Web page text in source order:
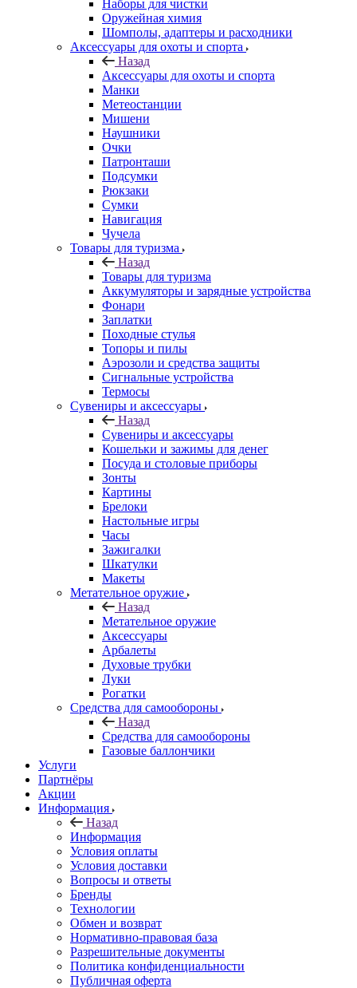
Наборы для чистки
Оружейная химия
Шомполы, адаптеры и расходники
Аксессуары для охоты и спорта
Назад
Аксессуары для охоты и спорта
Манки
Метеостанции
Мишени
Наушники
Очки
Патронташи
Подсумки
Рюкзаки
Сумки
Навигация
Чучела
Товары для туризма
Назад
Товары для туризма
Аккумуляторы и зарядные устройства
Фонари
Заплатки
Походные стулья
Топоры и пилы
Аэрозоли и средства защиты
Сигнальные устройства
Термосы
Сувениры и аксессуары
Назад
Сувениры и аксессуары
Кошельки и зажимы для денег
Посуда и столовые приборы
Зонты
Картины
Брелоки
Настольные игры
Часы
Зажигалки
Шкатулки
Макеты
Метательное оружие
Назад
Метательное оружие
Аксессуары
Арбалеты
Духовые трубки
Луки
Рогатки
Средства для самообороны
Назад
Средства для самообороны
Газовые баллончики
Услуги
Партнёры
Акции
Информация
Назад
Информация
Условия оплаты
Условия доставки
Вопросы и ответы
Бренды
Технологии
Обмен и возврат
Нормативно-правовая база
Разрешительные документы
Политика конфиденциальности
Публичная оферта